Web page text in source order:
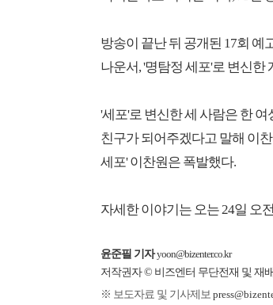
방송이 끝난 뒤 공개된 17회 예
나운서, '명탐정 세포'로 변신한
'세포'로 변신한 세 사람은 한
친구가 되어주겠다고 말해 이
세포' 이찬원은 폭발했다.
자세한 이야기는 오는 24일 오
윤준필 기자 yoon@bizenter.co.kr
저작권자 © 비즈엔터 무단전재 및 재
※ 보도자료 및 기사제보